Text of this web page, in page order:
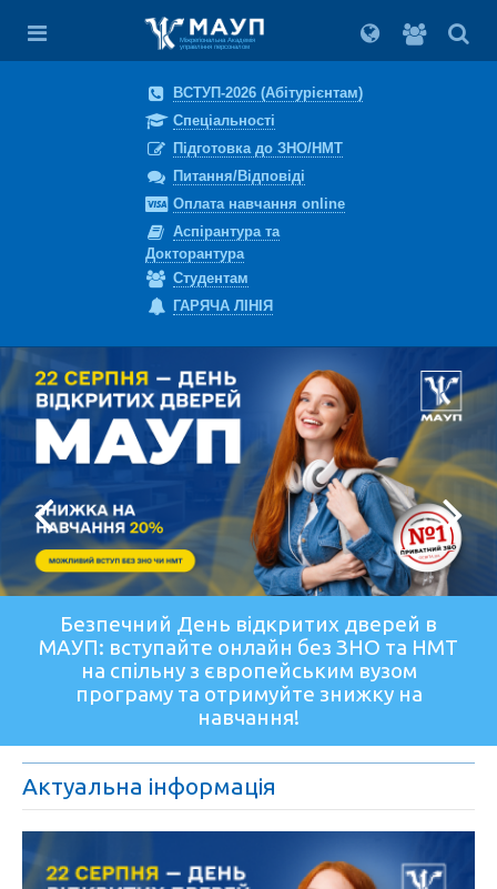
Вхід
для
Міжрегіональна Академія
управління персоналом
ВСТУП-2026 (Абітурієнтам)
Спеціальності
Підготовка до ЗНО/НМТ
Питання/Відповіді
Оплата навчання online
Аспірантура та
Докторантура
Студентам
ГАРЯЧА ЛІНІЯ
Безпечний День відкритих дверей в
МАУП: вступайте онлайн без ЗНО та НМТ
на спільну з європейським вузом
програму та отримуйте знижку на
навчання!
Актуальна інформація